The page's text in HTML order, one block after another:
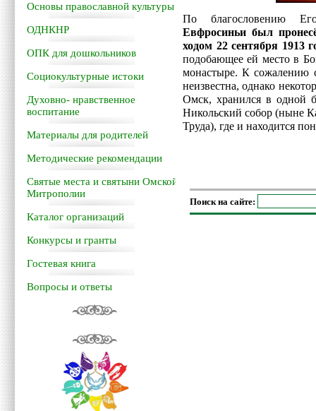
Основы православной культуры
ОДНКНР
ОПК для дошкольников
Социокультурные истоки
Духовно- нравственное
воспитание
Материалы для родителей
Методические рекомендации
Святые места и святыни Омской
Митрополии
Каталог организаций
Конкурсы и гранты
Гостевая книга
Вопросы и ответы
По благословению
Евфросиньи был
ходом 22 сентября 1913
подобающее ей место в
монастыре. К сожалению
неизвестна, однако
Омск, хранился в одной
Никольский собор (ныне
Труда), где и находится
Поиск на сайте: